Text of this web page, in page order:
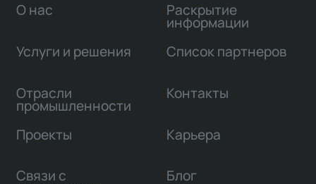
О нас
Услуги и решения
Отрасли
промышленности
Проекты
Связи с
Раскрытие
информации
Список партнеров
Контакты
Карьера
Блог